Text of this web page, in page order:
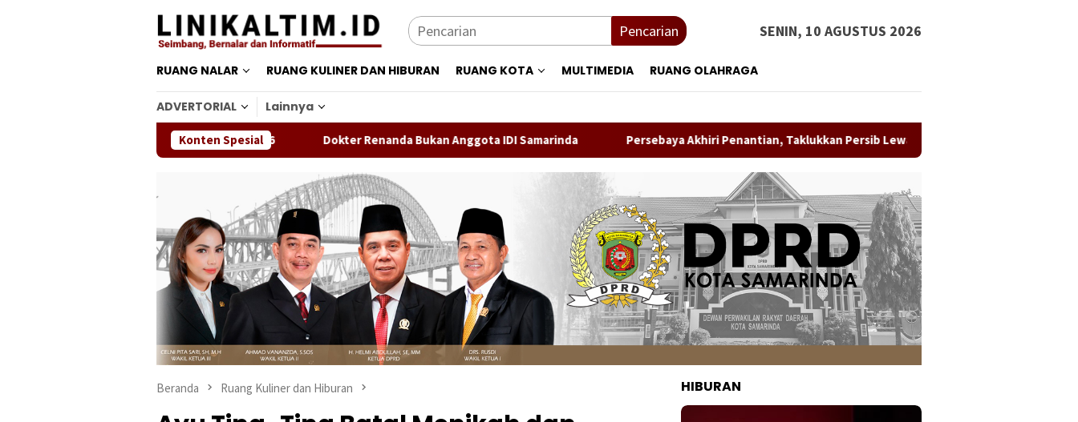
Pencarian SENIN, 10 AGUSTUS 2026
RUANG NALAR RUANG KULINER DAN HIBURAN RUANG KOTA MULTIMEDIA RUANG OLAHRAGA
ADVERTORIAL Lainnya
Konten Spesial
Kaltim di Soekarno Cup U17 2026 Dokter Renanda Bukan Anggota IDI Samarinda Persebaya Akhiri Penantian, Taklukkan Persib Lewat Adu Penalti dan Rebut Gelar Piala
Beranda Ruang Kuliner dan Hiburan HIBURAN